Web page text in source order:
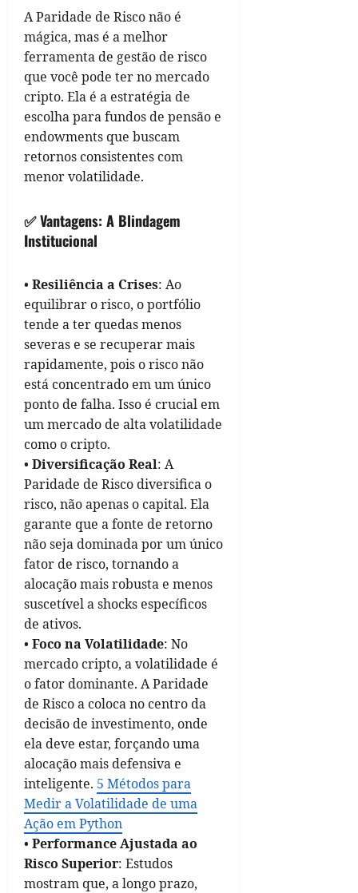
A Paridade de Risco não é
mágica, mas é a melhor
ferramenta de gestão de risco
que você pode ter no mercado
cripto. Ela é a estratégia de
escolha para fundos de pensão e
endowments que buscam
retornos consistentes com
menor volatilidade.
✅ Vantagens: A Blindagem
Institucional
• Resiliência a Crises: Ao
equilibrar o risco, o portfólio
tende a ter quedas menos
severas e se recuperar mais
rapidamente, pois o risco não
está concentrado em um único
ponto de falha. Isso é crucial em
um mercado de alta volatilidade
como o cripto.
• Diversificação Real: A
Paridade de Risco diversifica o
risco, não apenas o capital. Ela
garante que a fonte de retorno
não seja dominada por um único
fator de risco, tornando a
alocação mais robusta e menos
suscetível a shocks específicos
de ativos.
• Foco na Volatilidade: No
mercado cripto, a volatilidade é
o fator dominante. A Paridade
de Risco a coloca no centro da
decisão de investimento, onde
ela deve estar, forçando uma
alocação mais defensiva e
inteligente. 5 Métodos para
Medir a Volatilidade de uma
Ação em Python
• Performance Ajustada ao
Risco Superior: Estudos
mostram que, a longo prazo,